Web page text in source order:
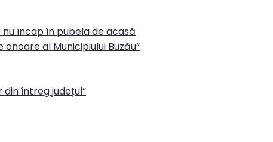
încap în pubela de acasă
al Municipiului Buzău”
din întreg județul”